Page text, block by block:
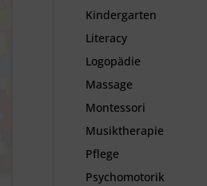
Kindergarten
Literacy
Logopädie
Massage
Montessori
Musiktherapie
Pflege
Psychomotorik